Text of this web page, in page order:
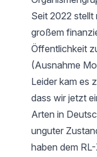
Seit 2022
großem
Öffentlichkeit
(Ausnahme
Leider kam es
dass wir jetzt
Arten in
unguter
haben dem